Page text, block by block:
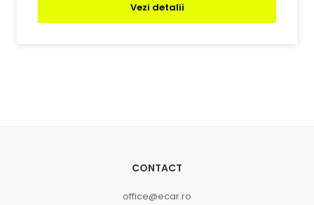
Vezi detalii
CONTACT
office@ecar.ro